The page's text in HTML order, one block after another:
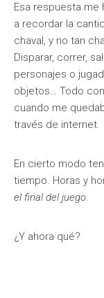
Esa respuesta me
a recordar la
chaval, y no tan
Disparar, correr,
personajes o
objetos… Todo
cuando me
través de internet.
En cierto modo
tiempo. Horas y
el final del juego.
¿Y ahora qué?